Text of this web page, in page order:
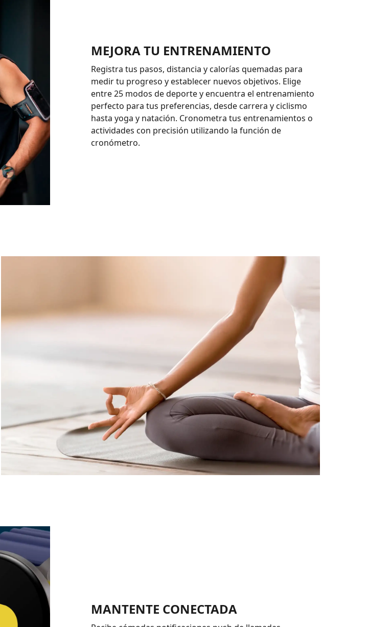
MEJORA TU ENTRENAMIENTO
Registra tus pasos, distancia y calorías quemadas para
medir tu progreso y establecer nuevos objetivos. Elige
entre 25 modos de deporte y encuentra el entrenamiento
perfecto para tus preferencias, desde carrera y ciclismo
hasta yoga y natación. Cronometra tus entrenamientos o
actividades con precisión utilizando la función de
cronómetro.
MANTENTE CONECTADA